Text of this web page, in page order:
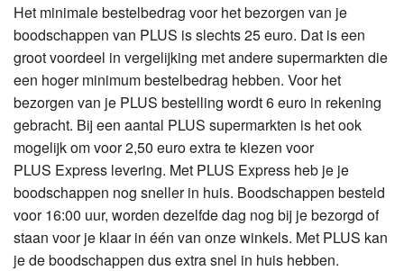
Het minimale bestelbedrag voor het bezorgen van je
boodschappen van PLUS is slechts 25 euro. Dat is een
groot voordeel in vergelijking met andere supermarkten die
een hoger minimum bestelbedrag hebben. Voor het
bezorgen van je PLUS bestelling wordt 6 euro in rekening
gebracht. Bij een aantal PLUS supermarkten is het ook
mogelijk om voor 2,50 euro extra te kiezen voor
PLUS Express levering. Met PLUS Express heb je je
boodschappen nog sneller in huis. Boodschappen besteld
voor 16:00 uur, worden dezelfde dag nog bij je bezorgd of
staan voor je klaar in één van onze winkels. Met PLUS kan
je de boodschappen dus extra snel in huis hebben.